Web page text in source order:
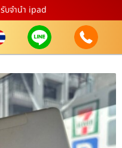
รับจำนำ ipad